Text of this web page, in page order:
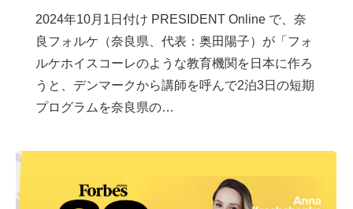
2024年10月1日付け PRESIDENT Online で、奈
良フォルケ（奈良県、代表：奥田陽子）が「フォ
ルケホイスコーレのような教育機関を日本に作ろ
うと、デンマークから講師を呼んで2泊3日の短期
プログラムを奈良県の…